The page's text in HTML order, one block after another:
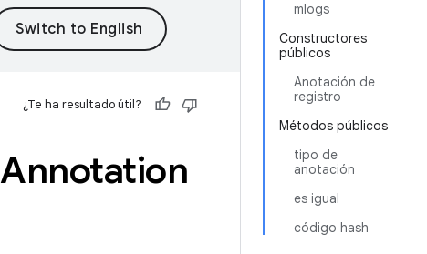
mlogs
Constructores
públicos
Anotación de
registro
Métodos públicos
tipo de
anotación
es igual
código hash
¿Te ha resultado útil?
Annotation